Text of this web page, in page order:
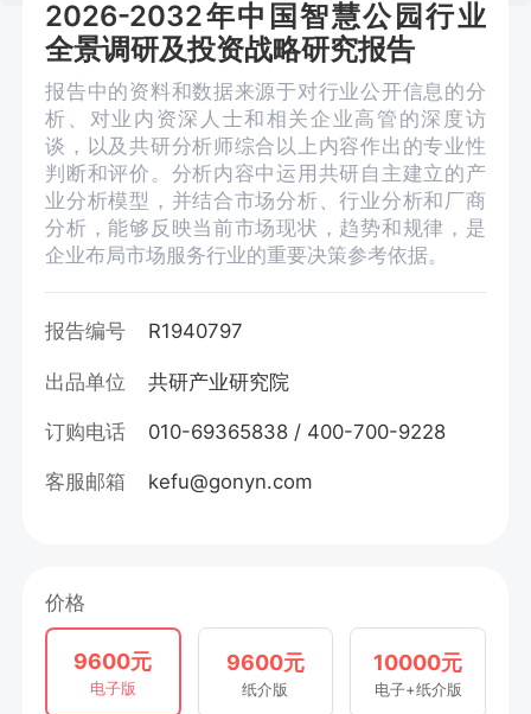
2026-2032年中国智慧公园行业
全景调研及投资战略研究报告
报告中的资料和数据来源于对行业公开信息的分
析、对业内资深人士和相关企业高管的深度访
谈，以及共研分析师综合以上内容作出的专业性
判断和评价。分析内容中运用共研自主建立的产
业分析模型，并结合市场分析、行业分析和厂商
分析，能够反映当前市场现状，趋势和规律，是
企业布局市场服务行业的重要决策参考依据。
报告编号 R1940797
出品单位 共研产业研究院
订购电话 010-69365838 / 400-700-9228
客服邮箱 kefu@gonyn.com
价格
9600元
电子版
9600元
纸介版
10000元
电子+纸介版